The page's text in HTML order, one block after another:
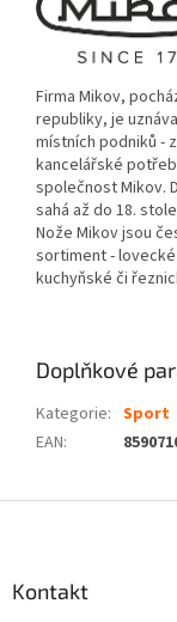
Firma Mikov,
republiky, je
místních podniků -
kancelářské
společnost Mikov.
sahá až do 18.
Nože Mikov jsou
sortiment -
kuchyňské či
Doplňkové
Kategorie: Sport
EAN:
Kontakt